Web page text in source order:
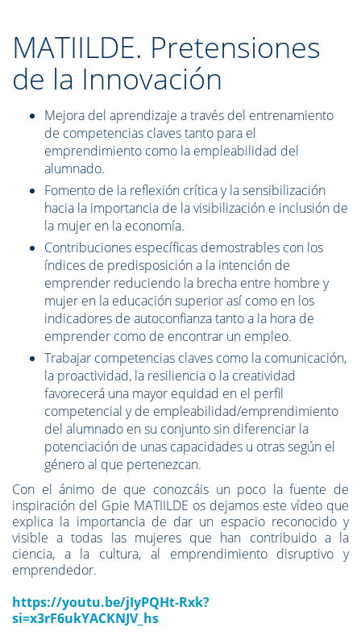
MATIILDE. Pretensiones
de la Innovación
Mejora del aprendizaje a través del entrenamiento
de competencias claves tanto para el
emprendimiento como la empleabilidad del
alumnado.
Fomento de la reflexión crítica y la sensibilización
hacia la importancia de la visibilización e inclusión de
la mujer en la economía.
Contribuciones específicas demostrables con los
índices de predisposición a la intención de
emprender reduciendo la brecha entre hombre y
mujer en la educación superior así como en los
indicadores de autoconfianza tanto a la hora de
emprender como de encontrar un empleo.
Trabajar competencias claves como la comunicación,
la proactividad, la resiliencia o la creatividad
favorecerá una mayor equidad en el perfil
competencial y de empleabilidad/emprendimiento
del alumnado en su conjunto sin diferenciar la
potenciación de unas capacidades u otras según el
género al que pertenezcan.
Con el ánimo de que conozcáis un poco la fuente de
inspiración del Gpie MATIILDE os dejamos este vídeo que
explica la importancia de dar un espacio reconocido y
visible a todas las mujeres que han contribuido a la
ciencia, a la cultura, al emprendimiento disruptivo y
emprendedor.
https://youtu.be/jIyPQHt-Rxk?
si=x3rF6ukYACKNJV_hs